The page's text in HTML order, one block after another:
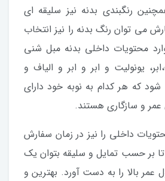
رنگبندی بدنه نیز سلیقه ای
می توان رنگ بدنه را نیز انتخاب
محتویات داخلی بدنه مبل شنی
یونولیت و ابر و ابر و الیاف و
که هر کدام به نوبه خود دارای
و سازگاری هستند.
داخلی را نیز در زمان سفارش
بر حسب تمایل و سلیقه بتوان یک
عمر بالا را به دست آورد. بهترین و